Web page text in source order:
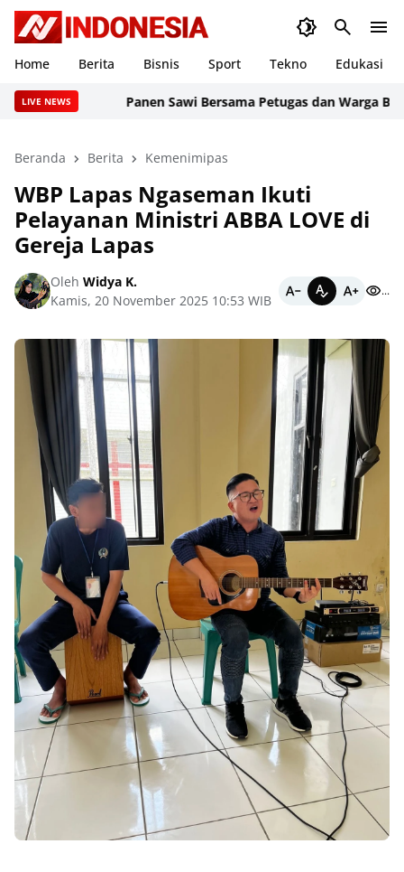
Home Berita Bisnis Sport Tekno Edukasi
LIVE NEWS Panen Sawi Bersama Petugas dan Warga
Beranda Berita Kemenimipas
WBP Lapas Ngaseman Ikuti
Pelayanan Ministri ABBA LOVE di
Gereja Lapas
Oleh Widya K.
Kamis, 20 November 2025 10:53 WIB
...